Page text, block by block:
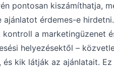
pontosan kiszámíthatja,
érdemes-e hirdetni.
a marketingüzenet
helyezésektől –
kik látják az ajánlatait.